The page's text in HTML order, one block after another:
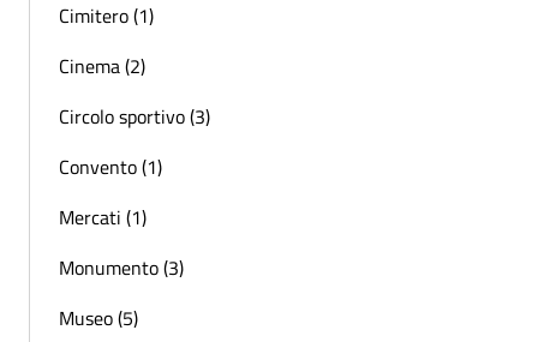
Cimitero (1)
Cinema (2)
Circolo sportivo (3)
Convento (1)
Mercati (1)
Monumento (3)
Museo (5)